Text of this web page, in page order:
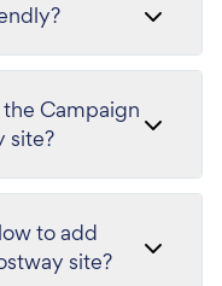
Campaign
site?
to add
site?